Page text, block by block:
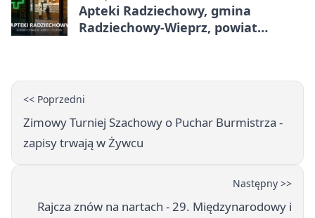
Apteki Radziechowy, gmina
Radziechowy-Wieprz, powiat
<< Poprzedni
Zimowy Turniej Szachowy o Puchar Burmistrza -
zapisy trwają w Żywcu
Następny >>
Rajcza znów na nartach - 29. Międzynarodowy i